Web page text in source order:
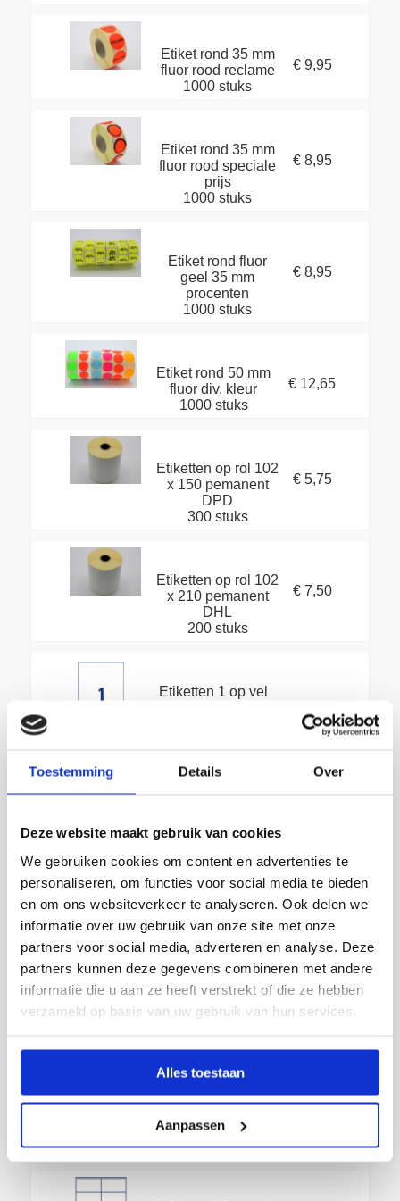
Toestemming Details Over
Deze website maakt gebruik van cookies
We gebruiken cookies om content en advertenties te
personaliseren, om functies voor social media te bieden
en om ons websiteverkeer te analyseren. Ook delen we
informatie over uw gebruik van onze site met onze
partners voor social media, adverteren en analyse. Deze
partners kunnen deze gegevens combineren met andere
informatie die u aan ze heeft verstrekt of die ze hebben
verzameld op basis van uw gebruik van hun services.
Alles toestaan
Aanpassen
Etiket rond 35 mm
fluor rood reclame
1000 stuks
€ 9,95
Etiket rond 35 mm
fluor rood speciale
prijs
1000 stuks
€ 8,95
Etiket rond fluor
geel 35 mm
procenten
1000 stuks
€ 8,95
Etiket rond 50 mm
fluor div. kleur
1000 stuks
€ 12,65
Etiketten op rol 102
x 150 pemanent
DPD
300 stuks
€ 5,75
Etiketten op rol 102
x 210 pemanent
DHL
200 stuks
€ 7,50
Etiketten 1 op vel
€ 19,50
Etiketten 4 op vel
per 200 stuks
200 vellen
€ 19,50
etiketten 6 op vel
200 vellen
Etiketten 8 op vel
per 200 stuks
€ 19,50